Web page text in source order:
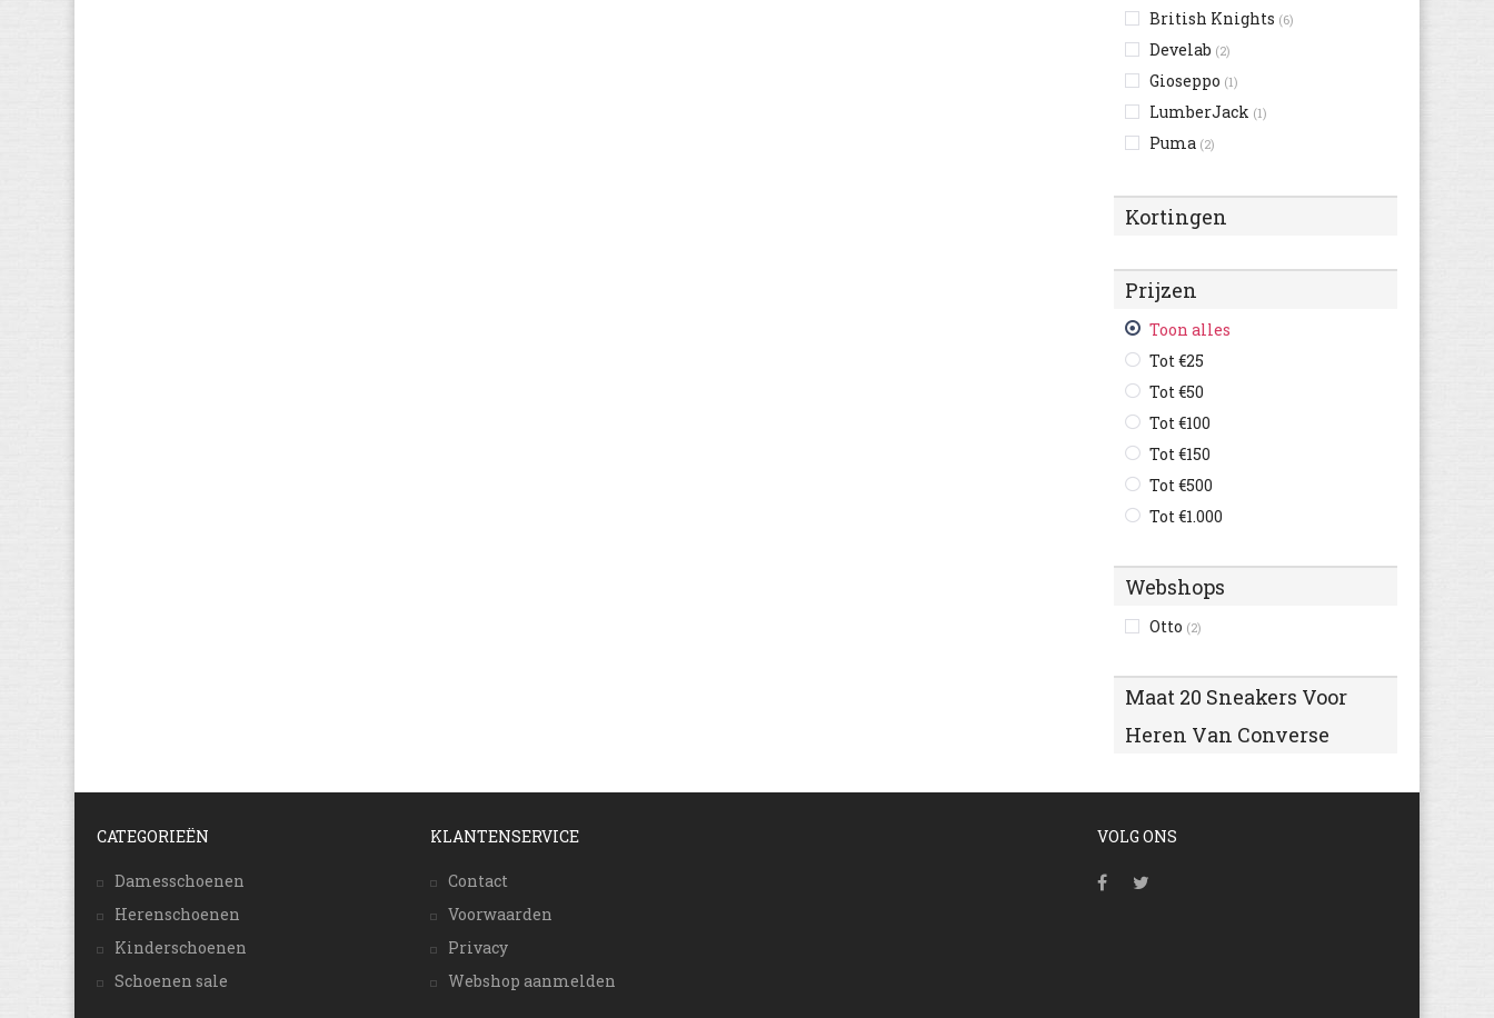
British Knights (6)
Develab (2)
Gioseppo (1)
LumberJack (1)
Puma (2)
Shoesme
victoria(2)
Kortingen
Prijzen
Toon alles
Tot €25
Tot €50
Tot €100
Tot €150
Tot €500
Tot €1.000
Webshops
Otto (2)
Maat 20 Sneakers Voor
Heren Van Converse
CATEGORIEËN
Damesschoenen
Herenschoenen
Kinderschoenen
Schoenen sale
KLANTENSERVICE
Contact
Voorwaarden
Privacy
Webshop aanmelden
VOLG ONS